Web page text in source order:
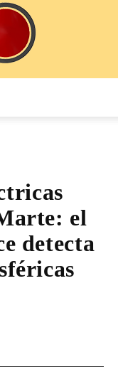
el
detecta